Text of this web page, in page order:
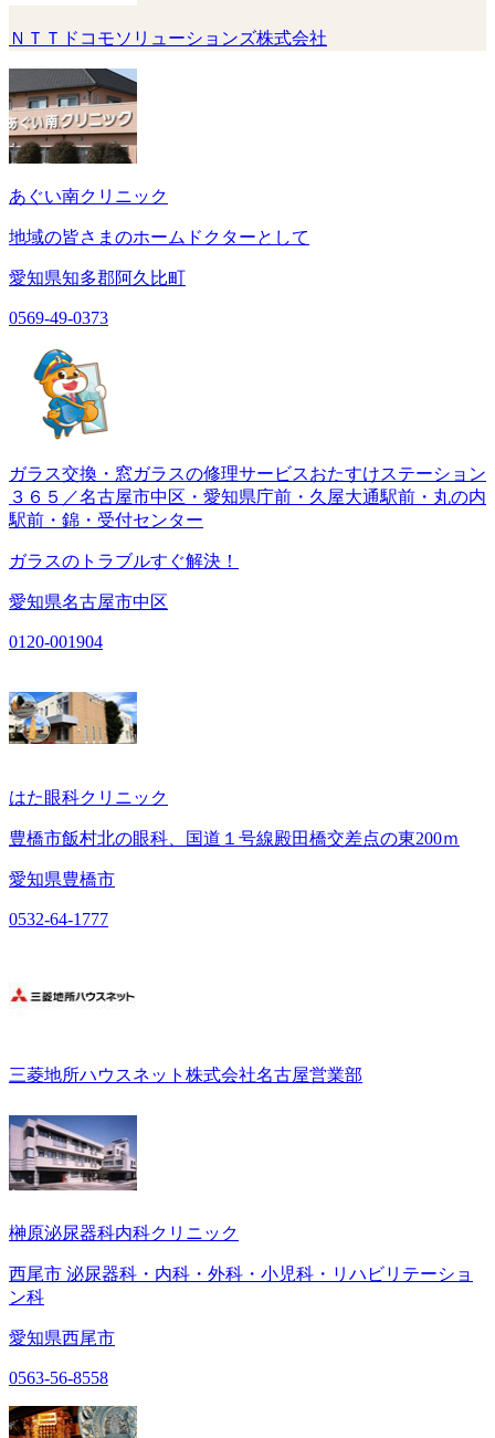
ＮＴＴドコモソリューションズ株式会社
あぐい南クリニック
地域の皆さまのホームドクターとして
愛知県知多郡阿久比町
0569-49-0373
ガラス交換・窓ガラスの修理サービスおたすけステーション
３６５／名古屋市中区・愛知県庁前・久屋大通駅前・丸の内
駅前・錦・受付センター
ガラスのトラブルすぐ解決！
愛知県名古屋市中区
0120-001904
はた眼科クリニック
豊橋市飯村北の眼科、国道１号線殿田橋交差点の東200ｍ
愛知県豊橋市
0532-64-1777
三菱地所ハウスネット株式会社名古屋営業部
榊原泌尿器科内科クリニック
西尾市 泌尿器科・内科・外科・小児科・リハビリテーショ
ン科
愛知県西尾市
0563-56-8558